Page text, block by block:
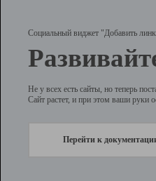
Социальный виджет "Добавить
Не у всех есть сайты, но теперь
Сайт растет, и при этом ваши руки
Перейти к